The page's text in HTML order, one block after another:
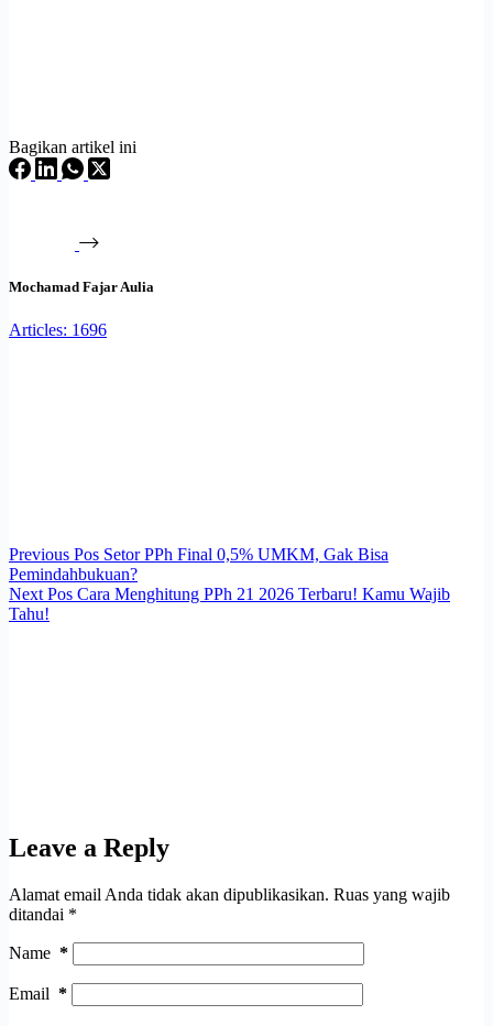
Bagikan artikel ini
Mochamad Fajar Aulia
Articles: 1696
Previous Pos Setor PPh Final 0,5% UMKM, Gak Bisa
Pemindahbukuan?
Next Pos Cara Menghitung PPh 21 2026 Terbaru! Kamu Wajib
Tahu!
Leave a Reply
Alamat email Anda tidak akan dipublikasikan. Ruas yang wajib
ditandai *
Name *
Email *